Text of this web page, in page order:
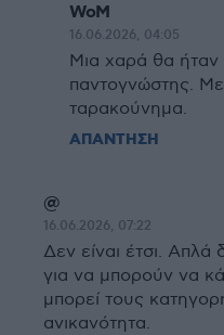
WoM
16.06.2026, 04:05
Μια χαρά θα ήταν
παντογνώστης.
ταρακούνημα.
ΑΠΑΝΤΗΣΗ
@
16.06.2026, 07:22
Δεν είναι έτσι.
για να μπορούν να
μπορεί τους
ανικανότητα.